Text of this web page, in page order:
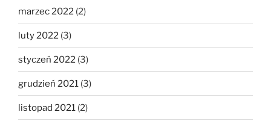
marzec 2022 (2)
luty 2022 (3)
styczeń 2022 (3)
grudzień 2021 (3)
listopad 2021 (2)